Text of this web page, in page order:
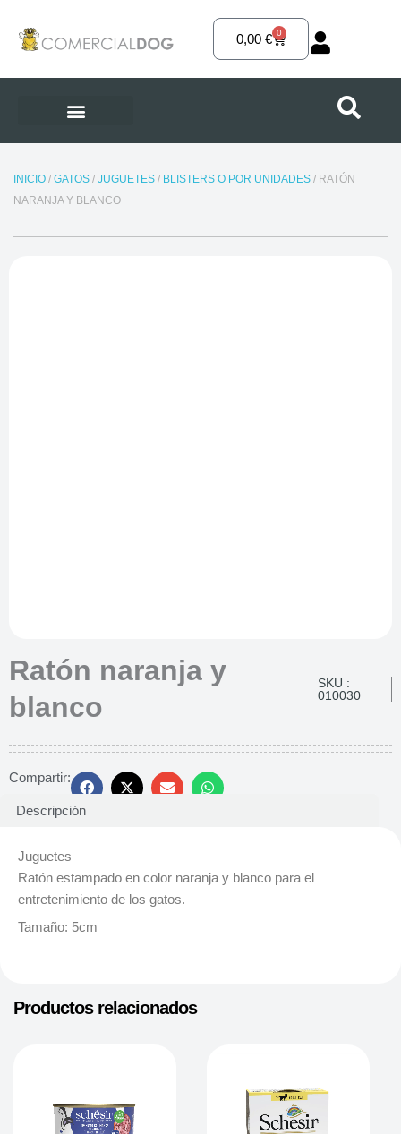
contenido
0,00€ 0
Carrito
INICIO/ GATOS/ JUGUETES/ BLISTERS O POR UNIDADES/ RATÓN
NARANJA Y BLANCO
Ratón naranja y
blanco
SKU :
010030
Compartir:
Descripción
Juguetes
Ratón estampado en color naranja y blanco para el
entretenimiento de los gatos.
Tamaño: 5cm
Productos relacionados